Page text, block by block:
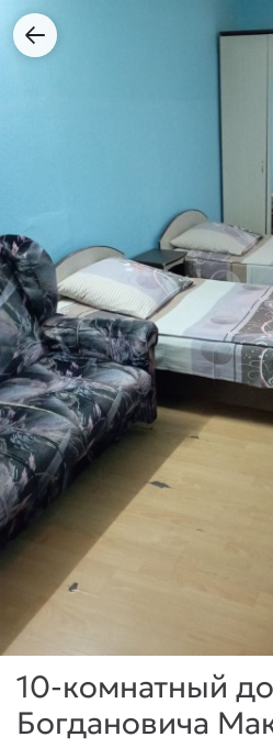
10-комнатный
Богдановича